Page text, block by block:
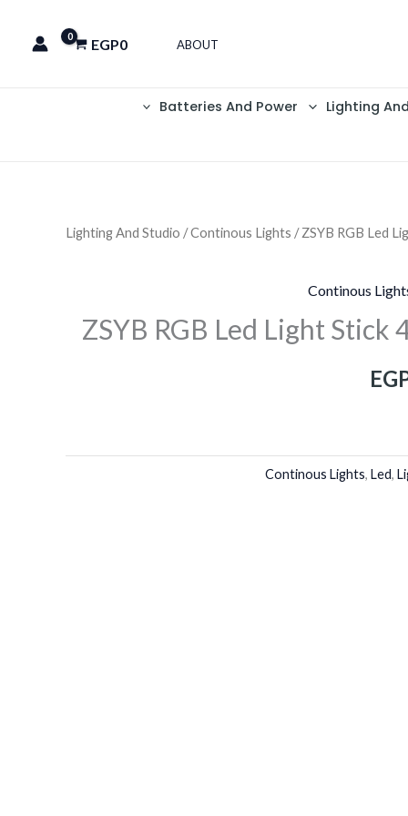
ABOUT
EGP0
Lighting
Batteries And Power
Lighting And Studio /Continous Lights / ZSYB RGB Led
Continous
ZSYB RGB Led Light Stick
السعر
الحالي
هو:
Continous Lights, Led,